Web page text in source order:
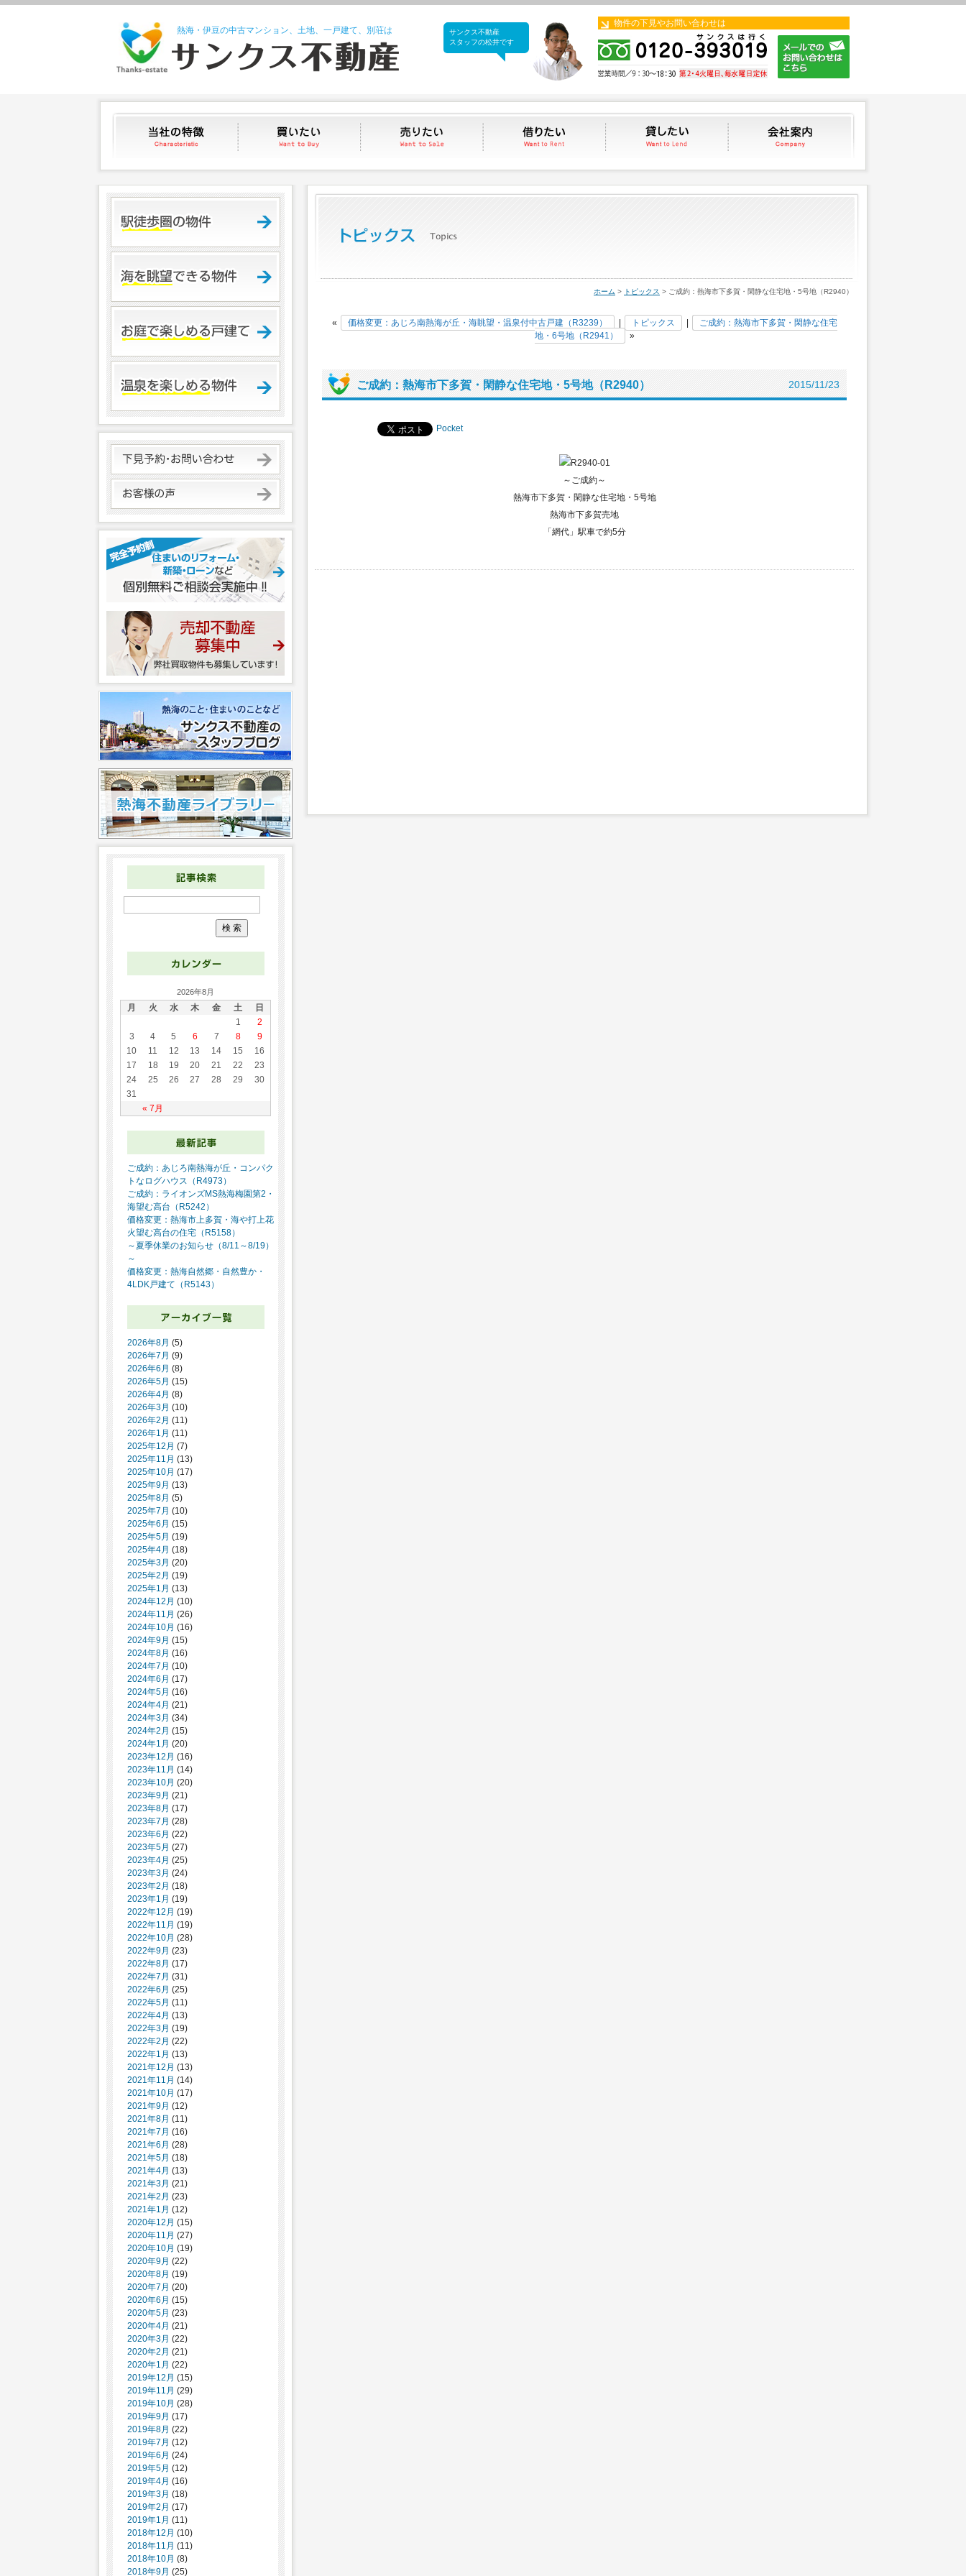
熱海・伊豆の中古マンション、土地、一戸建て、別荘は
サンクス不動産
サンクス不動産
スタッフの松井です
物件の下見やお問い合わせは
当社の特徴 買いたい 売りたい 借りたい 貸したい
ホーム > トピックス > ご成約：熱海市下多賀・閑静な住宅地・5号地（R2940）
« 価格変更：あじろ南熱海が丘・海眺望・温泉付中古戸建（R3239） トピックス
ご成約：熱海市下多賀・閑静な住宅
地・6号地（R2941）
»
ご成約：熱海市下多賀・閑静な住宅地・5号地（R2940） 2015/11/23
Pocket
～ご成約～
熱海市下多賀・閑静な住宅地・5号地
熱海市下多賀売地
「網代」駅車で約5分
2026年8月
月 火 水 木 金 土 日
« 7月
1
2
3
4 5 6 7 8
9
10
11 12 13 14 15
16
17
18 19 20 21 22
23
24
25 26 27 28 29
30
31
ご成約：あじろ南熱海が丘・コンパク
トなログハウス（R4973）
ご成約：ライオンズMS熱海梅園第2・
海望む高台（R5242）
価格変更：熱海市上多賀・海や打上花
火望む高台の住宅（R5158）
～夏季休業のお知らせ（8/11～8/19）
～
価格変更：熱海自然郷・自然豊か・
4LDK戸建て（R5143）
2026年8月 (5)
2026年7月 (9)
2026年6月 (8)
2026年5月 (15)
2026年4月 (8)
2026年3月 (10)
2026年2月 (11)
2026年1月 (11)
2025年12月 (7)
2025年11月 (13)
2025年10月 (17)
2025年9月 (13)
2025年8月 (5)
2025年7月 (10)
2025年6月 (15)
2025年5月 (19)
2025年4月 (18)
2025年3月 (20)
2025年2月 (19)
2025年1月 (13)
2024年12月 (10)
2024年11月 (26)
2024年10月 (16)
2024年9月 (15)
2024年8月 (16)
2024年7月 (10)
2024年6月 (17)
2024年5月 (16)
2024年4月 (21)
2024年3月 (34)
2024年2月 (15)
2024年1月 (20)
2023年12月 (16)
2023年11月 (14)
2023年10月 (20)
2023年9月 (21)
2023年8月 (17)
2023年7月 (28)
2023年6月 (22)
2023年5月 (27)
2023年4月 (25)
2023年3月 (24)
2023年2月 (18)
2023年1月 (19)
2022年12月 (19)
2022年11月 (19)
2022年10月 (28)
2022年9月 (23)
2022年8月 (17)
2022年7月 (31)
2022年6月 (25)
2022年5月 (11)
2022年4月 (13)
2022年3月 (19)
2022年2月 (22)
2022年1月 (13)
2021年12月 (13)
2021年11月 (14)
2021年10月 (17)
2021年9月 (12)
2021年8月 (11)
2021年7月 (16)
2021年6月 (28)
2021年5月 (18)
2021年4月 (13)
2021年3月 (21)
2021年2月 (23)
2021年1月 (12)
2020年12月 (15)
2020年11月 (27)
2020年10月 (19)
2020年9月 (22)
2020年8月 (19)
2020年7月 (20)
2020年6月 (15)
2020年5月 (23)
2020年4月 (21)
2020年3月 (22)
2020年2月 (21)
2020年1月 (22)
2019年12月 (15)
2019年11月 (29)
2019年10月 (28)
2019年9月 (17)
2019年8月 (22)
2019年7月 (12)
2019年6月 (24)
2019年5月 (12)
2019年4月 (16)
2019年3月 (18)
2019年2月 (17)
2019年1月 (11)
2018年12月 (10)
2018年11月 (11)
2018年10月 (8)
2018年9月 (25)